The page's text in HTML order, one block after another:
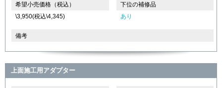
希望小売価格（税込）
\3,950(税込\4,345)
下位の補修品
あり
備考
上面施工用アダプター